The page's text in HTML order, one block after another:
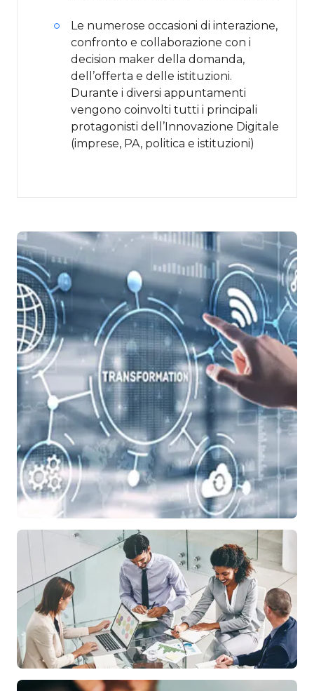
Le numerose occasioni di interazione,
confronto e collaborazione con i
decision maker della domanda,
dell’offerta e delle istituzioni.
Durante i diversi appuntamenti
vengono coinvolti tutti i principali
protagonisti dell’Innovazione Digitale
(imprese, PA, politica e istituzioni)